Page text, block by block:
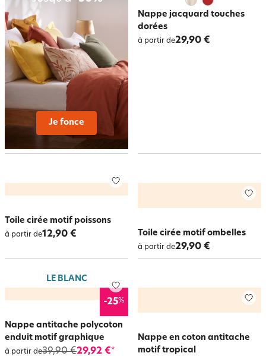
Nappe jacquard touches
dorées
à partir de29,90 €
Toile cirée motif poissons
à partir de12,90 € Toile cirée motif ombelles
à partir de29,90 €
LE BLANC
-25%
Nappe antitache polycoton
enduit motif graphique
à partir de39,90 €29,92 €*
Nappe en coton antitache
motif tropical
Je fonce